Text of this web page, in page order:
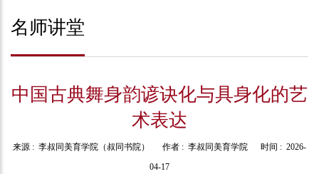
名师讲堂
中国古典舞身韵谚诀化与具身化的艺
术表达
来源 : 李叔同美育学院（叔同书院） 作者 : 李叔同美育学院 时间 : 2026-
04-17